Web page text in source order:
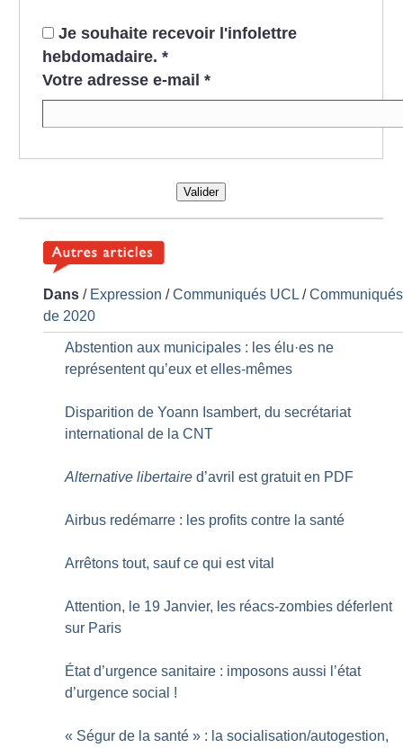
Je souhaite recevoir l'infolettre
hebdomadaire. *
Votre adresse e-mail *
Valider
Dans / Expression /Communiqués UCL /Communiqués
de 2020
Abstention aux municipales : les élu·es ne
représentent qu’eux et elles-mêmes
Disparition de Yoann Isambert, du secrétariat
international de la CNT
Alternative libertaire d’avril est gratuit en PDF
Airbus redémarre : les profits contre la santé
Arrêtons tout, sauf ce qui est vital
Attention, le 19 Janvier, les réacs-zombies déferlent
sur Paris
État d’urgence sanitaire : imposons aussi l’état
d’urgence social !
« Ségur de la santé » : la socialisation/autogestion,